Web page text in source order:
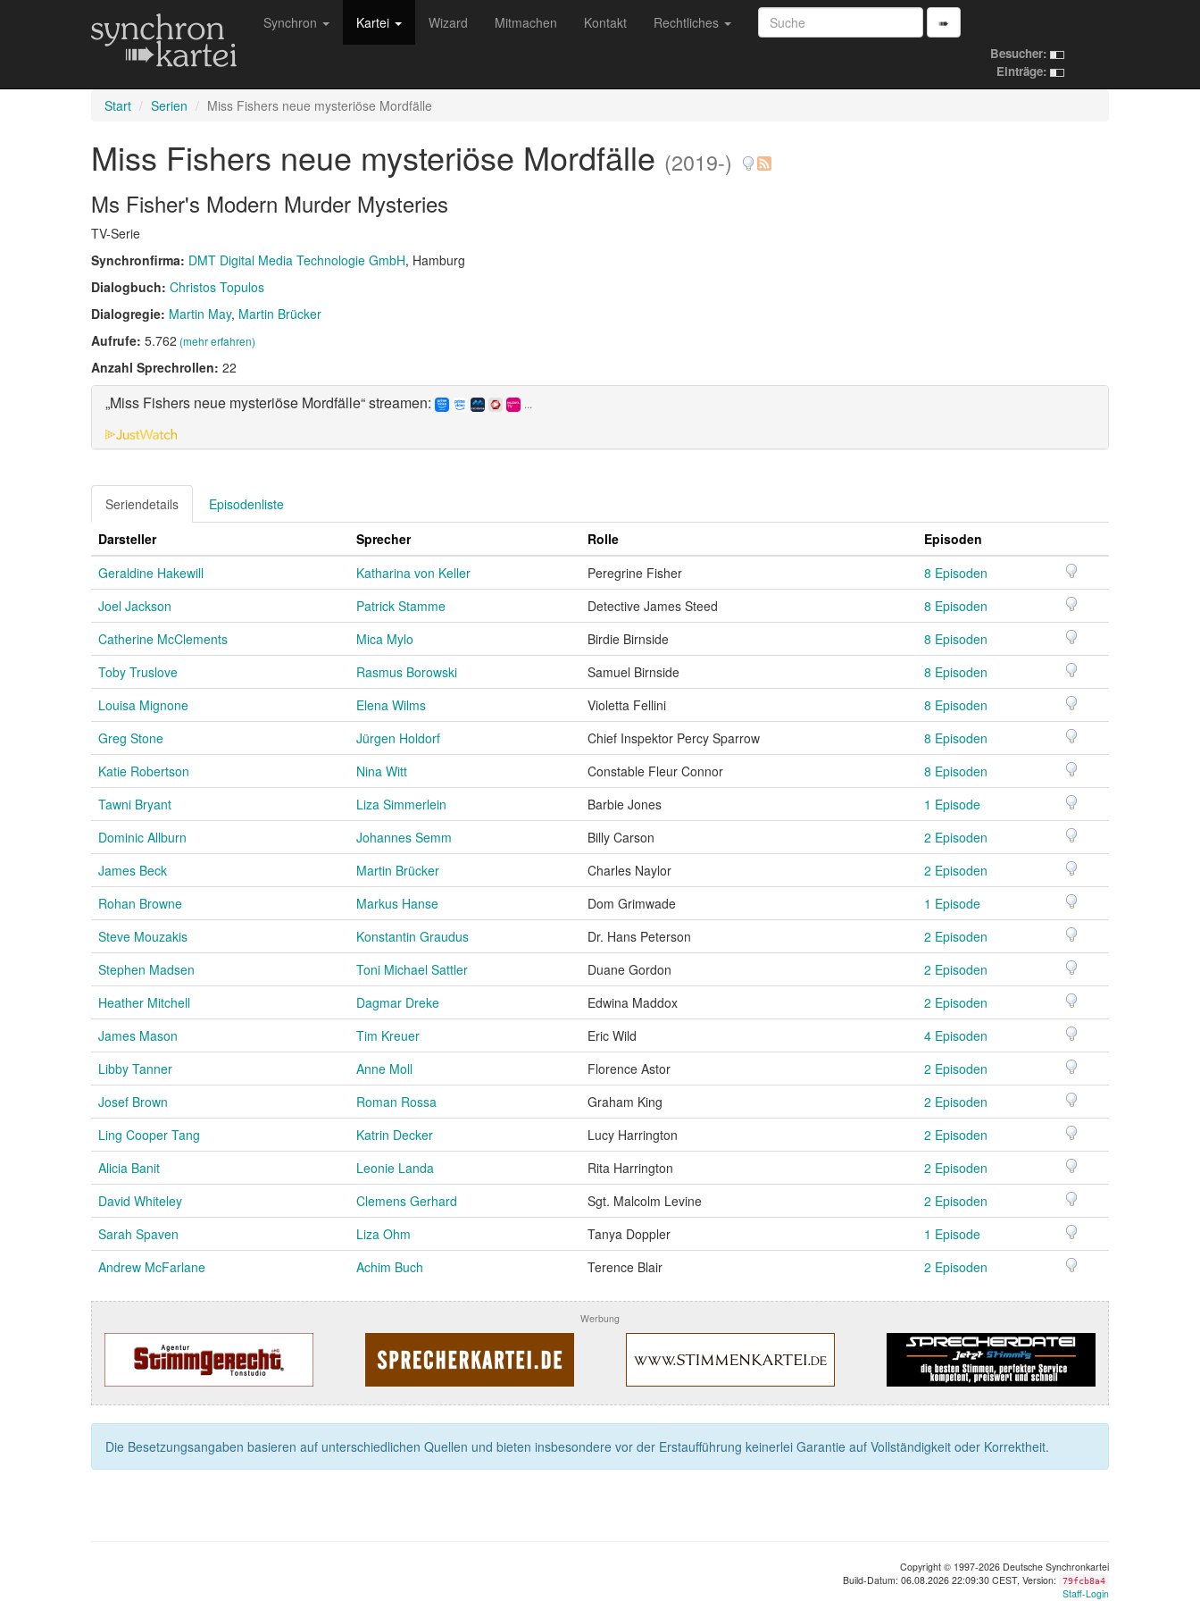
Synchron Kartei Wizard Mitmachen Kontakt Rechtliches ➠
Besucher:
Einträge:
Start Serien Miss Fishers neue mysteriöse Mordfälle
Miss Fishers neue mysteriöse Mordfälle (2019-)
Ms Fisher's Modern Murder Mysteries
TV-Serie
Synchronfirma: DMT Digital Media Technologie GmbH, Hamburg
Dialogbuch: Christos Topulos
Dialogregie: Martin May Martin Brücker
Aufrufe: 5.762 (mehr erfahren)
Anzahl Sprechrollen: 22
„Miss Fishers neue mysteriöse Mordfälle“ streamen: ...
Seriendetails
Episodenliste
Darsteller
Sprecher Rolle
Episoden
Geraldine Hakewill
Katharina von Keller Peregrine Fisher
8 Episoden
Joel Jackson
Patrick Stamme Detective James Steed
8 Episoden
Catherine McClements
Mica Mylo Birdie Birnside
8 Episoden
Toby Truslove
Rasmus Borowski Samuel Birnside
8 Episoden
Louisa Mignone
Elena Wilms Violetta Fellini
8 Episoden
Greg Stone
Jürgen Holdorf Chief Inspektor Percy Sparrow
8 Episoden
Katie Robertson
Nina Witt Constable Fleur Connor
8 Episoden
Tawni Bryant
Liza Simmerlein Barbie Jones
1 Episode
Dominic Allburn
Johannes Semm Billy Carson
2 Episoden
James Beck
Martin Brücker Charles Naylor
2 Episoden
Rohan Browne
Markus Hanse Dom Grimwade
1 Episode
Steve Mouzakis
Konstantin Graudus Dr. Hans Peterson
2 Episoden
Stephen Madsen
Toni Michael Sattler Duane Gordon
2 Episoden
Heather Mitchell
Dagmar Dreke Edwina Maddox
2 Episoden
James Mason
Tim Kreuer Eric Wild
4 Episoden
Libby Tanner
Anne Moll Florence Astor
2 Episoden
Josef Brown
Roman Rossa Graham King
2 Episoden
Ling Cooper Tang
Katrin Decker Lucy Harrington
2 Episoden
Alicia Banit
Leonie Landa Rita Harrington
2 Episoden
David Whiteley
Clemens Gerhard Sgt. Malcolm Levine
2 Episoden
Sarah Spaven
Liza Ohm Tanya Doppler
1 Episode
Andrew McFarlane
Achim Buch Terence Blair 2 Episoden
Werbung
Die Besetzungsangaben basieren auf unterschiedlichen Quellen und bieten insbesondere vor der Erstaufführung keinerlei Garantie auf Vollständigkeit oder Korrektheit.
Copyright © 1997-2026 Deutsche Synchronkartei
Build-Datum: 06.08.2026 22:09:30 CEST, Version:
79fcb8a4
Staff-Login